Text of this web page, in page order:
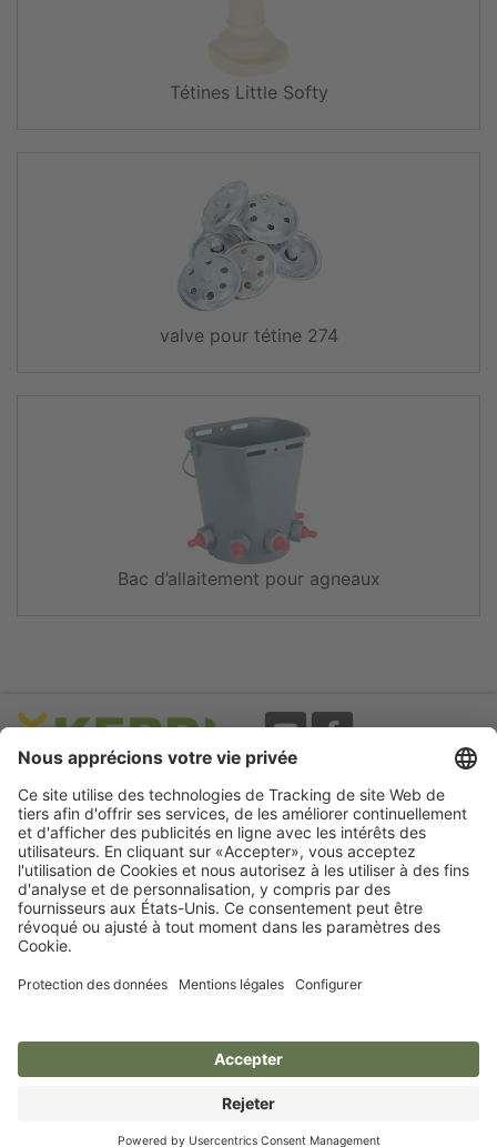
Tétines Little Softy
valve pour tétine 274
Bac d’allaitement pour agneaux
Evènements
Newsletter
Termes d'utilisation
A propos
Mentions légales
CGV
Protection des données
Garantie
Déclaration
Cookie préferences
Kerbl France S.a.r.l.
France
© Kerbl France S.a.r.l.